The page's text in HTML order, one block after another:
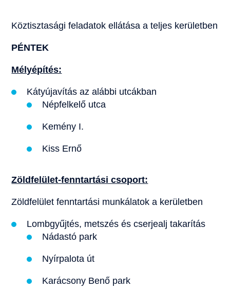
Köztisztasági feladatok ellátása a teljes kerületben
PÉNTEK
Mélyépítés:
Kátyújavítás az alábbi utcákban
Népfelkelő utca
Kemény I.
Kiss Ernő
Zöldfelület-fenntartási csoport:
Zöldfelület fenntartási munkálatok a kerületben
Lombgyűjtés, metszés és cserjealj takarítás
Nádastó park
Nyírpalota út
Karácsony Benő park